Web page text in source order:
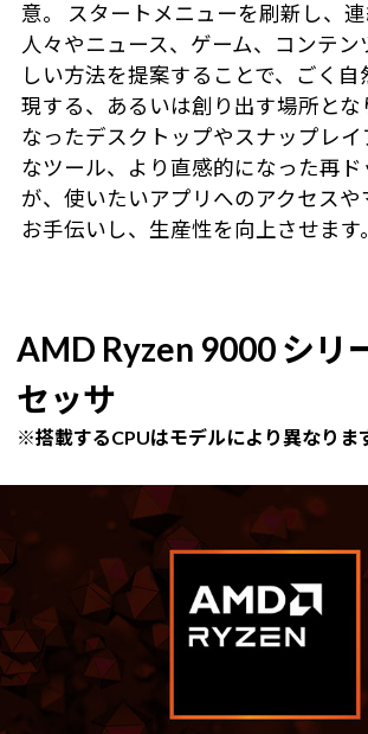
意。 スタートメニューを刷新し、
人々やニュース、ゲーム、コンテン
しい方法を提案することで、ごく自
現する、あるいは創り出す場所とな
なったデスクトップやスナップレイ
なツール、より直感的になった再
が、使いたいアプリへのアクセスや
お手伝いし、生産性を向上させます。
AMD Ryzen 9000 シリ
セッサ
※搭載するCPUはモデルにより異なりま